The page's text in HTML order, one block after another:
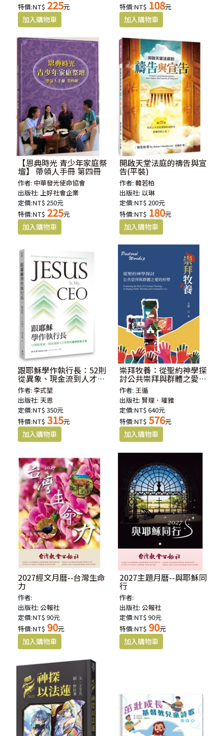
特價:NT$ 225元
特價:NT$ 108元
【恩典時光 青少年家庭祭
壇】 帶領人手冊 第四冊
作者: 中華發光使命協會
出版社:上好社會企業
定價:NT$ 250元
特價:NT$ 225元
開啟天堂法庭的禱告與宣
告(平裝)
作者:韓若柏
出版社:以琳
定價:NT$ 200元
特價:NT$ 180元
跟耶穌學作執行長：52則
從異象、現金流到人才管
理的屬神經營之道
作者:李式堃
出版社:天恩
定價:NT$ 350元
特價:NT$ 315元
崇拜牧養：從聖約神學探
討公共崇拜與群體之愛的
形塑
作者:王循
出版社:賢理．璀雅
定價:NT$ 640元
特價:NT$ 576元
2027經文月曆--台灣生命
力
作者:
出版社:公報社
定價:NT$ 90元
特價:NT$ 90元
2027主題月曆--與耶穌同
行
作者:
出版社:公報社
定價:NT$ 90元
特價:NT$ 90元